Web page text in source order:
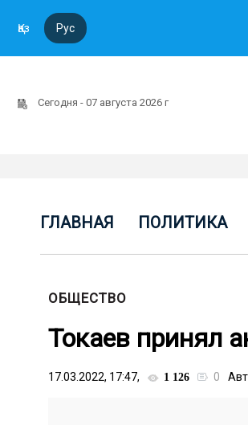
Қаз Рус
Сегодня - 07 августа 2026 г
ГЛАВНАЯ ПОЛИТИКА
ОБЩЕСТВО
Токаев принял
17.03.2022, 17:47, 1 126 0